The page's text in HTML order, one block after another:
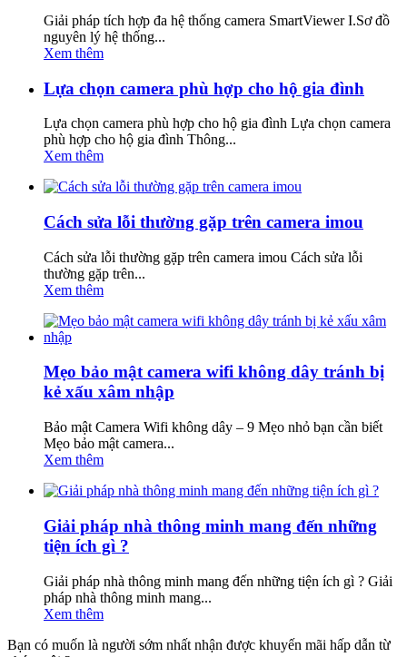
Giải pháp tích hợp đa hệ thống camera SmartViewer I.Sơ đồ
nguyên lý hệ thống...
Xem thêm
Lựa chọn camera phù hợp cho hộ gia đình
Lựa chọn camera phù hợp cho hộ gia đình Lựa chọn camera
phù hợp cho hộ gia đình Thông...
Xem thêm
Cách sửa lỗi thường gặp trên camera imou
Cách sửa lỗi thường gặp trên camera imou Cách sửa lỗi
thường gặp trên...
Xem thêm
Mẹo bảo mật camera wifi không dây tránh bị
kẻ xấu xâm nhập
Bảo mật Camera Wifi không dây – 9 Mẹo nhỏ bạn cần biết
Mẹo bảo mật camera...
Xem thêm
Giải pháp nhà thông minh mang đến những
tiện ích gì ?
Giải pháp nhà thông minh mang đến những tiện ích gì ? Giải
pháp nhà thông minh mang...
Xem thêm
Bạn có muốn là người sớm nhất nhận được khuyến mãi hấp dẫn từ